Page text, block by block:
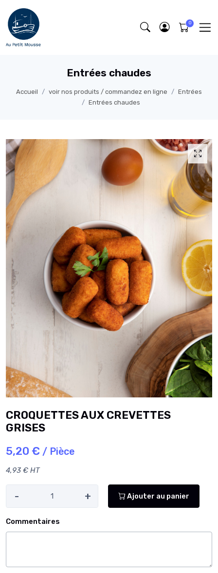
Entrées chaudes
Accueil voir nos produits / commandez en ligne
Entrées
Entrées chaudes
CROQUETTES AUX CREVETTES
GRISES
5,20 € / Pièce
4,93 € HT
- + Ajouter au panier
Commentaires